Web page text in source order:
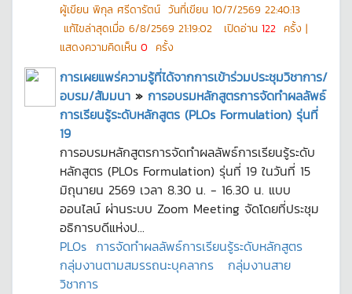
ผู้เขียน พิกุล ศรีดารัตน์ วันที่เขียน 10/7/2569 22:40:13
แก้ไขล่าสุดเมื่อ 6/8/2569 21:19:02 เปิดอ่าน 122 ครั้ง |
แสดงความคิดเห็น 0 ครั้ง
การเผยแพร่ความรู้ที่ได้จากการเข้าร่วมประชุมวิชาการ/
อบรม/สัมมนา » การอบรมหลักสูตรการจัดทำผลลัพธ์
การเรียนรู้ระดับหลักสูตร (PLOs Formulation) รุ่นที่
19
การอบรมหลักสูตรการจัดทำผลลัพธ์การเรียนรู้ระดับ
หลักสูตร (PLOs Formulation) รุ่นที่ 19 ในวันที่ 15
มิถุนายน 2569 เวลา 8.30 น. - 16.30 น. แบบ
ออนไลน์ ผ่านระบบ Zoom Meeting จัดโดยที่ประชุม
อธิการบดีแห่งป...
PLOs การจัดทำผลลัพธ์การเรียนรู้ระดับหลักสูตร
กลุ่มงานตามสมรรถนะบุคลากร
กลุ่มงานสาย
วิชาการ